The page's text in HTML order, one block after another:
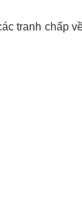
tranh chấp